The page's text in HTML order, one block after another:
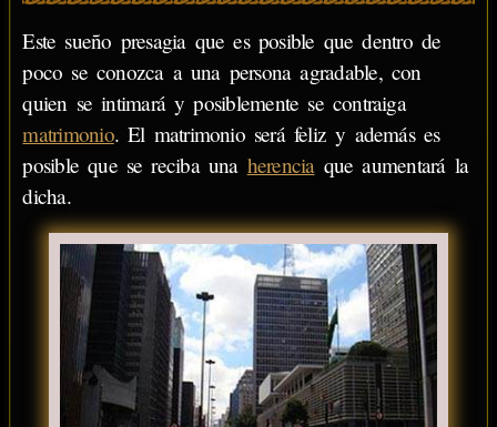
Este sueño presagia que es posible que dentro de
poco se conozca a una persona agradable, con
quien se intimará y posiblemente se contraiga
matrimonio. El matrimonio será feliz y además es
posible que se reciba una herenciaque aumentará la
dicha.